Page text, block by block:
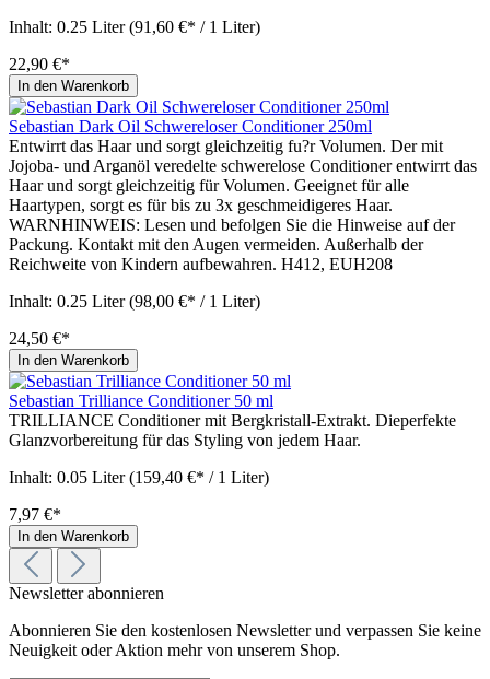
Inhalt: 0.25 Liter(91,60 €* / 1 Liter)
22,90 €*
In den Warenkorb
Sebastian Dark Oil Schwereloser Conditioner 250ml
Entwirrt das Haar und sorgt gleichzeitig fu?r Volumen. Der mit
Jojoba- und Arganöl veredelte schwerelose Conditioner entwirrt das
Haar und sorgt gleichzeitig für Volumen. Geeignet für alle
Haartypen, sorgt es für bis zu 3x geschmeidigeres Haar.
WARNHINWEIS: Lesen und befolgen Sie die Hinweise auf der
Packung. Kontakt mit den Augen vermeiden. Außerhalb der
Reichweite von Kindern aufbewahren. H412, EUH208
Inhalt: 0.25 Liter(98,00 €* / 1 Liter)
24,50 €*
In den Warenkorb
Sebastian Trilliance Conditioner 50 ml
TRILLIANCE Conditioner mit Bergkristall-Extrakt. Dieperfekte
Glanzvorbereitung für das Styling von jedem Haar.
Inhalt: 0.05 Liter(159,40 €* / 1 Liter)
7,97 €*
In den Warenkorb
Newsletter abonnieren
Abonnieren Sie den kostenlosen Newsletter und verpassen Sie keine
Neuigkeit oder Aktion mehr von unserem Shop.